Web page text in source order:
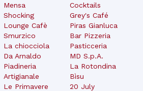
Mensa
Shocking
Lounge Cafè
Smurzico
La chiocciola
Da Arnaldo
Piadineria
Artigianale
Le Primavere
Cocktails
Grey's Café
Piras Gianluca
Bar Pizzeria
Pasticceria
MD S.p.A.
La Rotondina
Bìsu
20 July